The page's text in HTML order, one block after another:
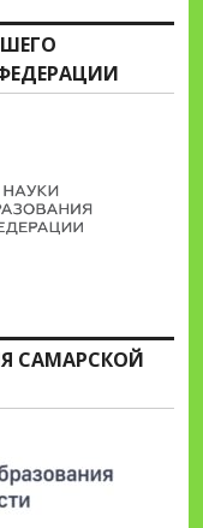
САМАРСКОЙ